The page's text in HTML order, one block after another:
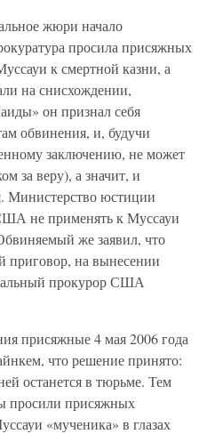
жюри начало
просила присяжных
к смертной казни, а
на снисхождении,
он признал себя
обвинения, и, будучи
заключению, не может
за веру), а значит, и
Министерство юстиции
не применять к Муссауи
же заявил, что
приговор, на вынесении
прокурор США
присяжные 4 мая 2006 года
что решение принято:
останется в тюрьме. Тем
просили присяжных
«мученика» в глазах